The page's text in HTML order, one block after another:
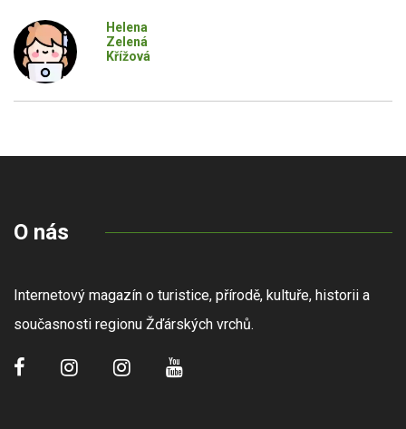
Helena
Zelená
Křížová
O nás
Internetový magazín o turistice, přírodě, kultuře, historii a
současnosti regionu Žďárských vrchů.